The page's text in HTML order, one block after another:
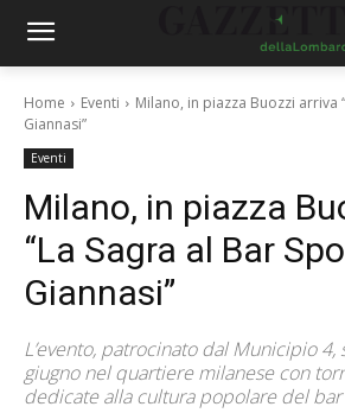
Home Eventi
Milano, in piazza Buozzi arriva
Giannasi”
Eventi
Milano, in piazza
“La Sagra al Bar
Giannasi”
L’evento, patrocinato dal Municipio 4,
giugno nel quartiere milanese con
dedicate alla cultura popolare del